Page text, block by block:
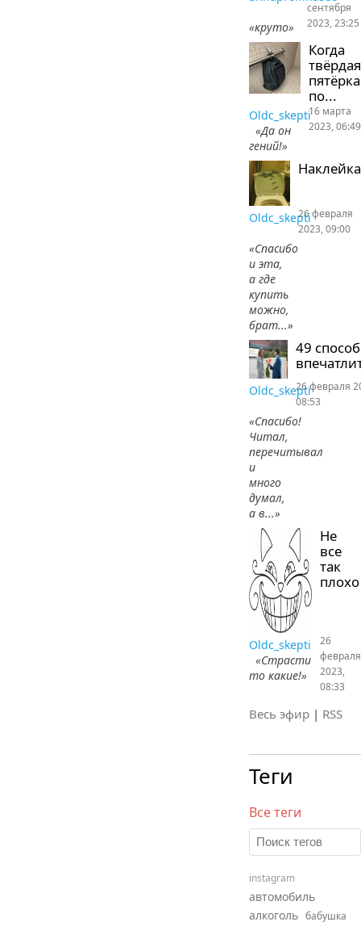
«круто»
сентября
2023, 23:25
Когда
твёрдая
пятёрка
по...
Oldc_skepti
«Да он
гений!»
16 марта
2023, 06:49
Наклейка
Oldc_skepti
«Спасибо
и эта,
а где
купить
можно,
брат...»
26 февраля
2023, 09:00
49
Oldc_skepti
«Спасибо!
Читал,
перечитывал
и
много
думал,
а в...»
26 февраля
08:53
Не
все
так
плохо
Oldc_skepti
«Страсти
то какие!»
26
февраля
2023,
08:33
Весь эфир | RSS
Теги
Все теги
instagram
автомобиль
алкоголь бабушка